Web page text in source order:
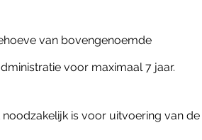
van bovengenoemde
voor maximaal 7 jaar.
is voor uitvoering van de